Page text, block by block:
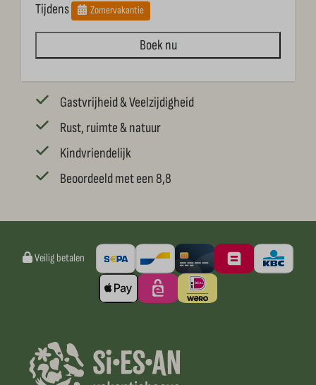
Tijdens
Zomervakantie
Boek nu
Gastvrijheid & Veelzijdigheid
Rust, ruimte & natuur
Kindvriendelijk
Beoordeeld met een 8,8
Veilig betalen